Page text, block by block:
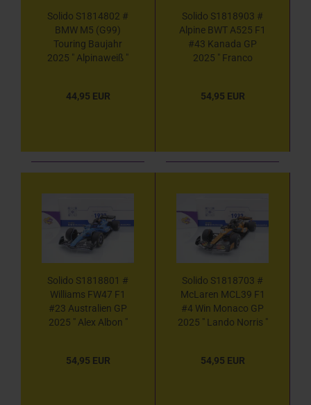
Solido S1814802 #
BMW M5 (G99)
Touring Baujahr
2025 " Alpinaweiß "
44,95 EUR
Solido S1818903 #
Alpine BWT A525 F1
#43 Kanada GP
2025 " Franco
54,95 EUR
Solido S1818801 #
Williams FW47 F1
#23 Australien GP
2025 " Alex Albon "
54,95 EUR
Solido S1818703 #
McLaren MCL39 F1
#4 Win Monaco GP
2025 " Lando Norris "
54,95 EUR